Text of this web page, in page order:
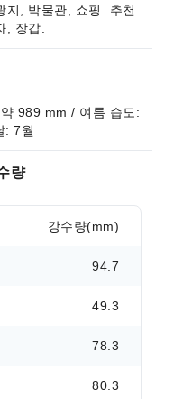
지, 박물관, 쇼핑. 추천
, 장갑.
989 mm / 여름 습도:
: 7월
량
강수량(mm)
94.7
49.3
78.3
80.3